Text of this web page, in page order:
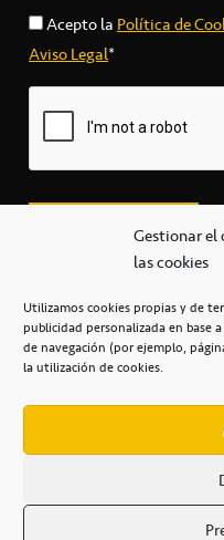
Gestionar
las cookies
Utilizamos cookies propias y de
publicidad personalizada en base
de navegación (por ejemplo,
la utilización de cookies.
Acepto laPolítica de
Aviso Legal*
+34 922 253
Casa del
POLÍTICA DE PRIVACIDAD